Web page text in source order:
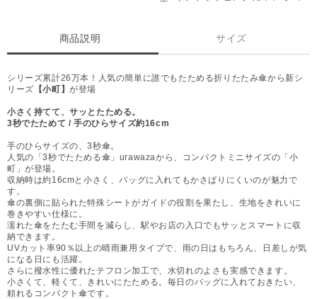
商品説明 サイズ
シリーズ累計26万本！人気の簡単に誰でもたためる折りたたみ傘から新シ
リーズ 【小町】が登場
小さく持てて、サッとたためる。
3秒でたためて / 手のひらサイズ約16cm
手のひらサイズの、3秒傘。
人気の「3秒でたためる傘」urawazaから、コンパクトミニサイズの「小
町」が登場。
収納時は約16cmと小さく、バッグに入れてもかさばりにくいのが魅力で
す。
傘の裏側に貼られた特殊シートがガイドの役割を果たし、生地をきれいに
巻きやすい仕様に。
濡れた傘をたたむ手間を減らし、駅やお店の入口でもサッとスマートに収
納できます。
UVカット率90％以上の晴雨兼用タイプで、雨の日はもちろん、日差しが気
になる日にも活躍。
さらに撥水性に優れたテフロン加工で、水切れのよさも実感できます。
小さくて、軽くて、きれいにたためる。毎日のバッグに入れておきたい、
頼れるコンパクト傘です。